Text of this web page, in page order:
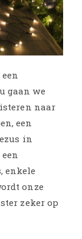
gaan we
naar
een
in
enkele
onze
zeker op